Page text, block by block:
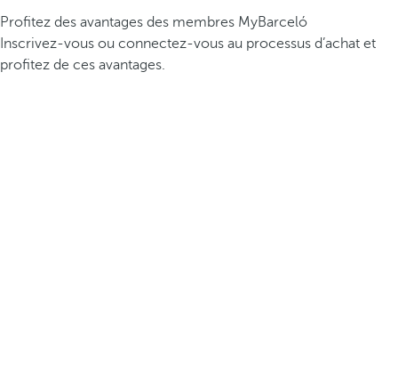
Profitez des avantages des membres MyBarceló
Inscrivez-vous ou connectez-vous au processus d’achat et
profitez de ces avantages.